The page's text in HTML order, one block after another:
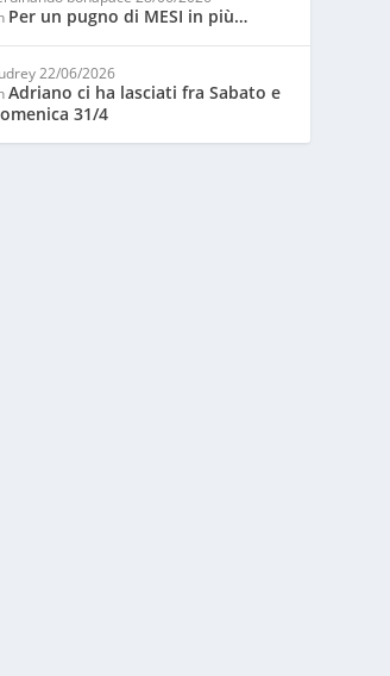
Per un pugno di MESI in più…
22/06/2026
Adriano ci ha lasciati fra Sabato e
31/4